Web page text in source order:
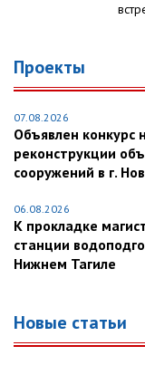
Проекты
07.08.2026
Объявлен конкурс
реконструкции
сооружений в г.
06.08.2026
К прокладке
станции
Нижнем Тагиле
Новые статьи